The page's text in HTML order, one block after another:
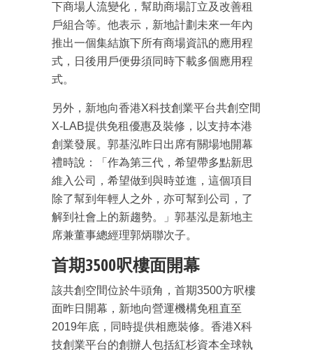
下商場人流變化，幫助商場訂立及改善租
戶組合等。他表示，新地計劃未來一年內
推出一個集結旗下所有商場資訊的應用程
式，日後用戶便毋須同時下載多個應用程
式。
另外，新地向香港X科技創業平台共創空間
X-LAB提供免租優惠及裝修，以支持本港
創業發展。郭基泓昨日出席有關場地開幕
禮時說：「作為第三代，希望帶多點新思
維入公司，希望做到與時並進，這個項目
除了幫到年輕人之外，亦可幫到公司，了
解到社會上的新趨勢。」郭基泓是新地主
席兼董事總經理郭炳聯次子。
首期3500呎樓面開幕
該共創空間位於牛頭角，首期3500方呎樓
面昨日開幕，新地向營運機構免租直至
2019年底，同時提供相應裝修。香港X科
技創業平台的創辦人包括紅杉資本全球執
成為 EJ Tech 會員